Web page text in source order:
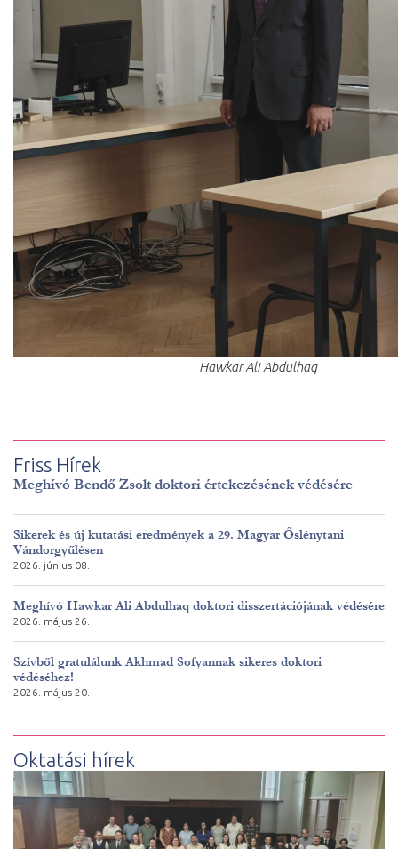
Hawkar Ali Abdulhaq
Friss Hírek
Meghívó Bendő Zsolt doktori értekezésének védésére
Sikerek és új kutatási eredmények a 29. Magyar Őslénytani
Vándorgyűlésen
2026. június 08.
Meghívó Hawkar Ali Abdulhaq doktori disszertációjának védésére
2026. május 26.
Szívből gratulálunk Akhmad Sofyannak sikeres doktori
védéséhez!
2026. május 20.
Oktatási hírek